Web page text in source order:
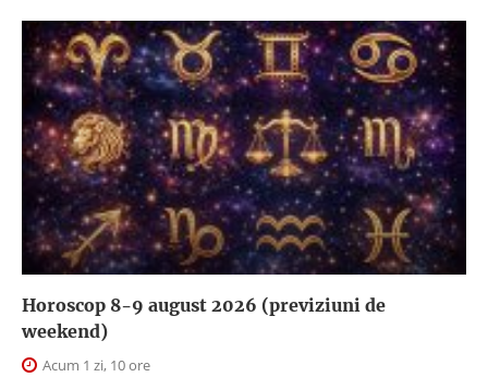
Horoscop 8-9 august 2026 (previziuni de
weekend)
Acum 1 zi, 10 ore